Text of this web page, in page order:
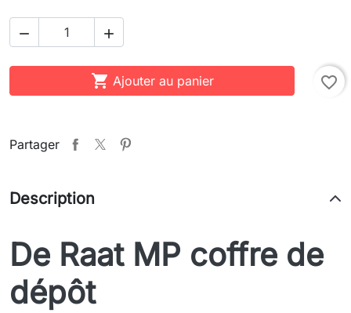
 
 Ajouter au panier favorite_border
Partager
Description
De Raat MP coffre de
dépôt